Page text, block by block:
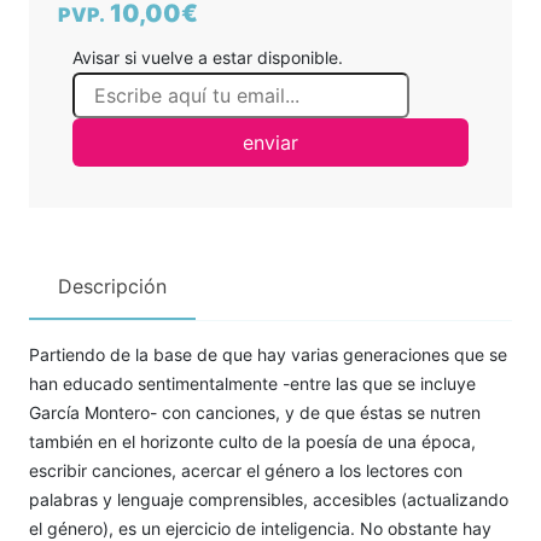
PVP. 10,00€
Avisar si vuelve a estar disponible.
enviar
Descripción
Partiendo de la base de que hay varias generaciones que se
han educado sentimentalmente -entre las que se incluye
García Montero- con canciones, y de que éstas se nutren
también en el horizonte culto de la poesía de una época,
escribir canciones, acercar el género a los lectores con
palabras y lenguaje comprensibles, accesibles (actualizando
el género), es un ejercicio de inteligencia. No obstante hay